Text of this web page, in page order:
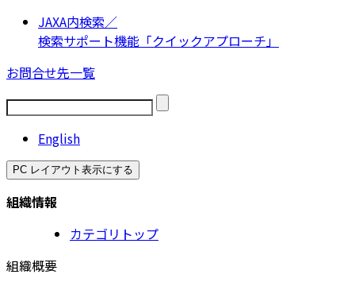
JAXA内検索／
検索サポート機能「クイックアプローチ」
お問合せ先一覧
English
PC レイアウト表示にする
組織情報
カテゴリトップ
組織概要